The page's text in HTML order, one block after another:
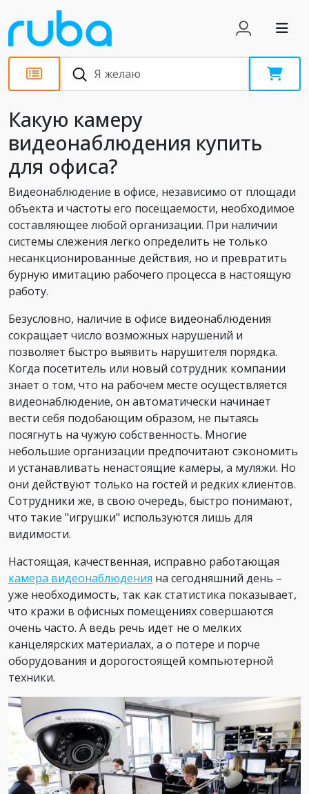
Статьи
Какую камеру
видеонаблюдения купить
для офиса?
Видеонаблюдение в офисе, независимо от площади
объекта и частоты его посещаемости, необходимое
составляющее любой организации. При наличии
системы слежения легко определить не только
несанкционированные действия, но и превратить
бурную имитацию рабочего процесса в настоящую
работу.
Безусловно, наличие в офисе видеонаблюдения
сокращает число возможных нарушений и
позволяет быстро выявить нарушителя порядка.
Когда посетитель или новый сотрудник компании
знает о том, что на рабочем месте осуществляется
видеонаблюдение, он автоматически начинает
вести себя подобающим образом, не пытаясь
посягнуть на чужую собственность. Многие
небольшие организации предпочитают сэкономить
и устанавливать ненастоящие камеры, а муляжи. Но
они действуют только на гостей и редких клиентов.
Сотрудники же, в свою очередь, быстро понимают,
что такие "игрушки" используются лишь для
видимости.
Настоящая, качественная, исправно работающая
камера видеонаблюдения на сегодняшний день –
уже необходимость, так как статистика показывает,
что кражи в офисных помещениях совершаются
очень часто. А ведь речь идет не о мелких
канцелярских материалах, а о потере и порче
оборудования и дорогостоящей компьютерной
техники.